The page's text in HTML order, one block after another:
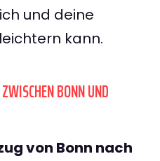
und deine
kann.
BONN UND
von Bonn nach